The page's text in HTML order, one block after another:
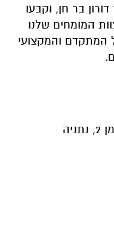
בר חן, וקבעו
המומחים שלנו
המתקדם והמקצועי